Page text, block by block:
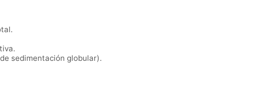
sedimentación globular).